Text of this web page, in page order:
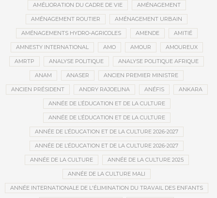
AMÉLIORATION DU CADRE DE VIE AMÉNAGEMENT
AMÉNAGEMENT ROUTIER AMÉNAGEMENT URBAIN
AMÉNAGEMENTS HYDRO-AGRICOLES AMENDE AMITIÉ
AMNESTY INTERNATIONAL AMO AMOUR AMOUREUX
AMRTP ANALYSE POLITIQUE ANALYSE POLITIQUE AFRIQUE
ANAM ANASER ANCIEN PREMIER MINISTRE
ANCIEN PRÉSIDENT ANDRY RAJOELINA ANÉFIS ANKARA
ANNÉE DE L’ÉDUCATION ET DE LA CULTURE
ANNÉE DE L’ÉDUCATION ET DE LA CULTURE
ANNÉE DE L’ÉDUCATION ET DE LA CULTURE 2026-2027
ANNÉE DE L’ÉDUCATION ET DE LA CULTURE 2026-2027
ANNÉE DE LA CULTURE ANNÉE DE LA CULTURE 2025
ANNÉE DE LA CULTURE MALI
ANNÉE INTERNATIONALE DE L'ÉLIMINATION DU TRAVAIL DES ENFANTS